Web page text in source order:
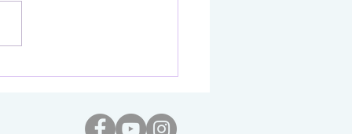
Horizon 6 】发售日提